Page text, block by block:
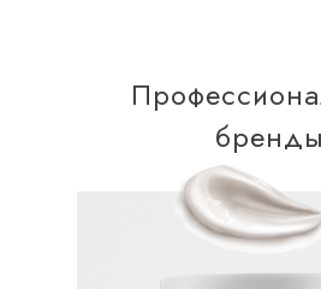
бренды